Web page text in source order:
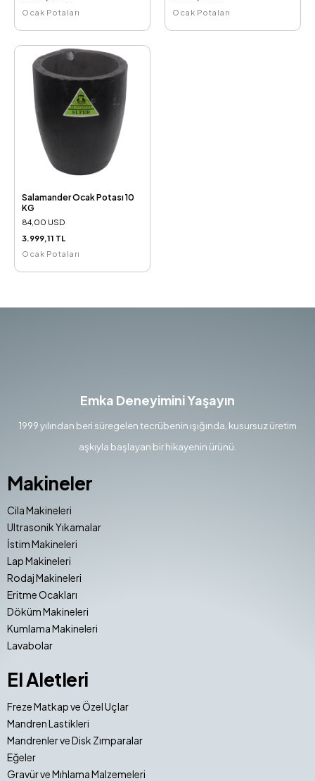
Ocak Potaları
Ocak Potaları
Salamander Ocak Potası 10
KG
84,00 USD
3.999,11 TL
Ocak Potaları
Emka Deneyimini Yaşayın
1999 yılından beri süregelen tecrübenin ışığında, kusursuz üretim
aşkıyla başlayan bir hikayenin ürünü.
Makineler
Cila Makineleri
Ultrasonik Yıkamalar
İstim Makineleri
Lap Makineleri
Rodaj Makineleri
Eritme Ocakları
Döküm Makineleri
Kumlama Makineleri
Lavabolar
El Aletleri
Freze Matkap ve Özel Uçlar
Mandren Lastikleri
Mandrenler ve Disk Zımparalar
Eğeler
Gravür ve Mıhlama Malzemeleri